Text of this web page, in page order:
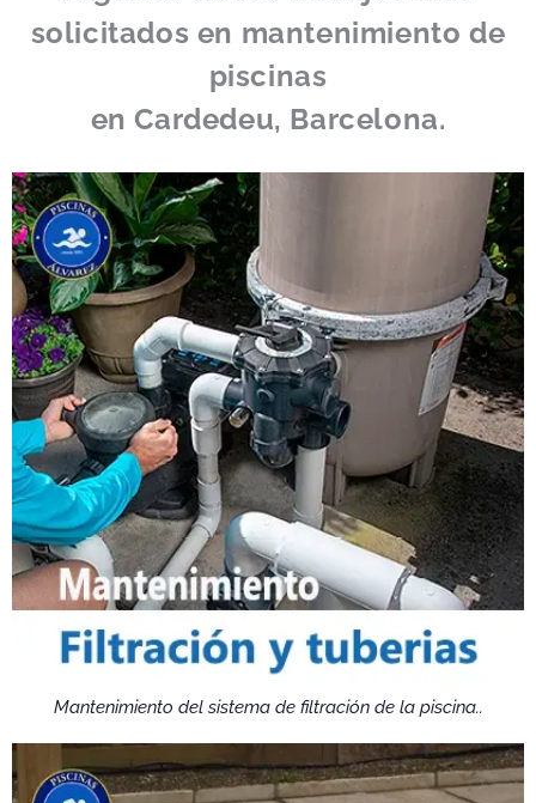
solicitados en mantenimiento de
piscinas
en Cardedeu, Barcelona.
Mantenimiento del sistema de filtración de la piscina..